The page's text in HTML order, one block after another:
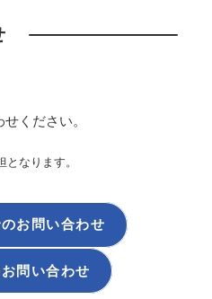
ください。
なります。
お問い合わせ
問い合わせ